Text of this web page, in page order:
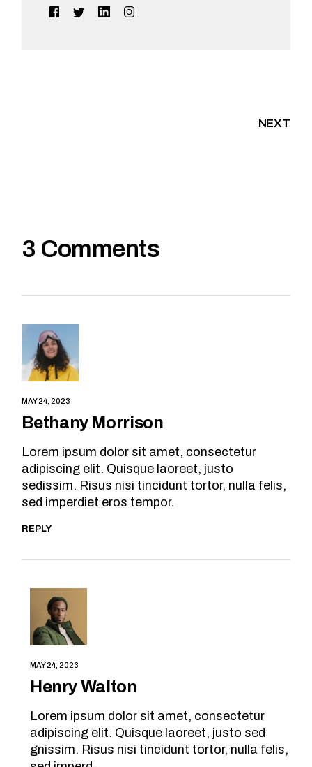
NEXT
3 Comments
MAY 24, 2023
Bethany Morrison
Lorem ipsum dolor sit amet, consectetur
adipiscing elit. Quisque laoreet, justo
sedissim. Risus nisi tincidunt tortor, nulla felis,
sed imperdiet eros tempor.
REPLY
MAY 24, 2023
Henry Walton
Lorem ipsum dolor sit amet, consectetur
adipiscing elit. Quisque laoreet, justo sed
gnissim. Risus nisi tincidunt tortor, nulla felis,